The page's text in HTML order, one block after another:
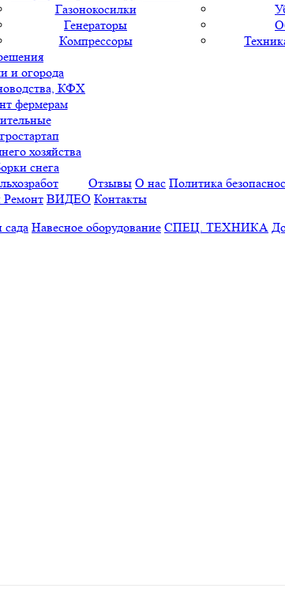
Газонокосилки
Генераторы
Компрессоры
и огорода
КФХ
фермерам
хозяйства
снега
Отзывы О нас Политика
ВИДЕО Контакты
сада Навесное оборудование СПЕЦ. ТЕХНИКА